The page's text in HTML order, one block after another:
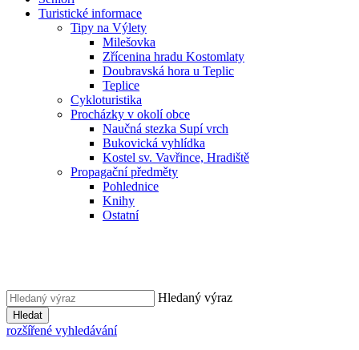
Turistické informace
Tipy na Výlety
Milešovka
Zřícenina hradu Kostomlaty
Doubravská hora u Teplic
Teplice
Cykloturistika
Procházky v okolí obce
Naučná stezka Supí vrch
Bukovická vyhlídka
Kostel sv. Vavřince, Hradiště
Propagační předměty
Pohlednice
Knihy
Ostatní
Hledaný výraz
Hledat
rozšířené vyhledávání